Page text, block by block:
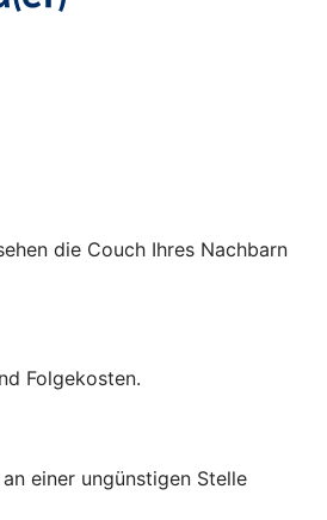
die Couch Ihres Nachbarn
Folgekosten.
einer ungünstigen Stelle